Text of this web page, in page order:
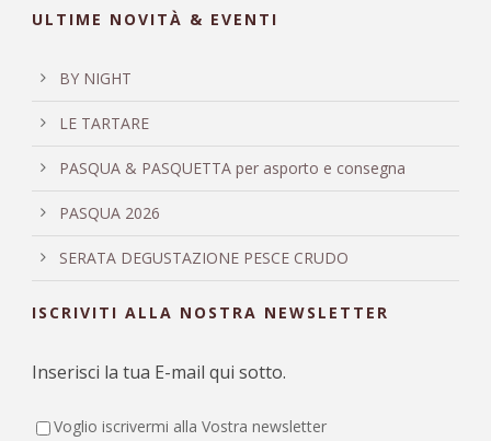
ULTIME NOVITÀ & EVENTI
BY NIGHT
LE TARTARE
PASQUA & PASQUETTA per asporto e consegna
PASQUA 2026
SERATA DEGUSTAZIONE PESCE CRUDO
ISCRIVITI ALLA NOSTRA NEWSLETTER
Inserisci la tua E-mail qui sotto.
Voglio iscrivermi alla Vostra newsletter